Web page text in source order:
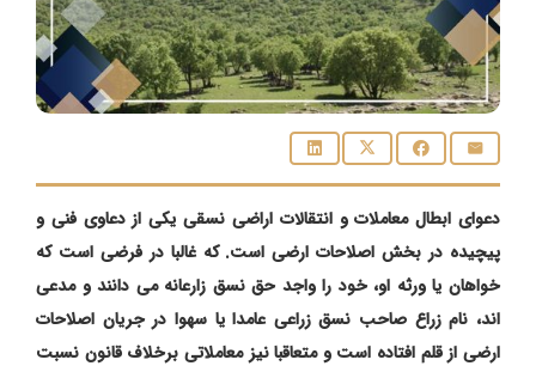
دعوای ابطال معاملات و انتقالات اراضی نسقی یکی از دعاوی فنی و
پیچیده در بخش اصلاحات ارضی است. که غالبا در فرضی است که
خواهان یا ورثه او، خود را واجد حق نسق زارعانه می دانند و مدعی
اند، نام زراع صاحب نسق زراعی عامدا یا سهوا در جریان اصلاحات
ارضی از قلم افتاده است و متعاقبا نیز معاملاتی برخلاف قانون نسبت